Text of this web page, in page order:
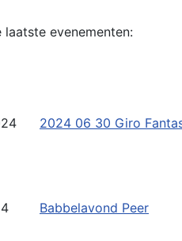
evenementen:
2024 06 30 Giro
Babbelavond Peer